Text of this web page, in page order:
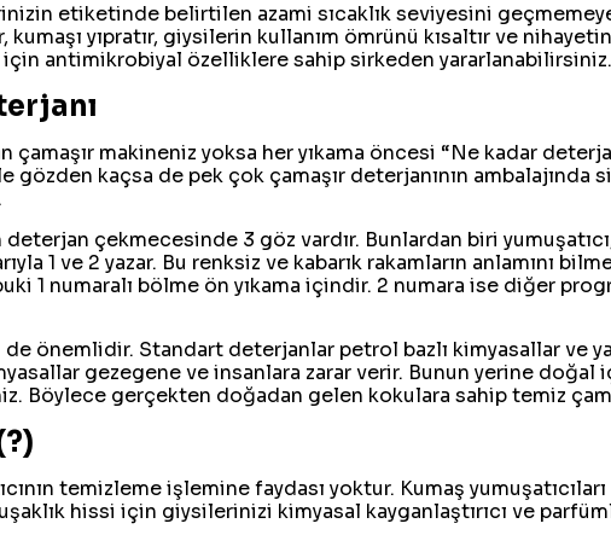
etiketinde belirtilen azami sıcaklık seviyesini
yıpratır, giysilerin kullanım ömrünü kısaltır ve
için antimikrobiyal özelliklere sahip sirkeden yararlanabilirsiniz.
çamaşır makineniz yoksa her yıkama öncesi “Ne kadar
gözden kaçsa de pek çok çamaşır deterjanının ambalajında
çekmecesinde 3 göz vardır. Bunlardan biri
1 ve 2 yazar. Bu renksiz ve kabarık rakamların anlamını
1 numaralı bölme ön yıkama içindir. 2 numara ise diğer
de önemlidir. Standart deterjanlar petrol bazlı kimyasallar ve
gezegene ve insanlara zarar verir. Bunun yerine
Böylece gerçekten doğadan gelen kokulara sahip temiz
temizleme işlemine faydası yoktur. Kumaş yumuşatıcıları
hissi için giysilerinizi kimyasal kayganlaştırıcı ve